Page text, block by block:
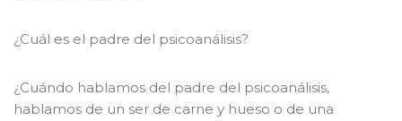
¿Cuál es el padre del psicoanálisis?
¿Cuándo hablamos del padre del psicoanálisis,
hablamos de un ser de carne y hueso o de una